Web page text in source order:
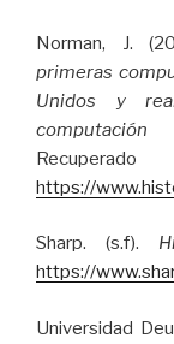
Norman, J.
primeras
Unidos y
https://
Sharp. (s.f).
https://
Universidad